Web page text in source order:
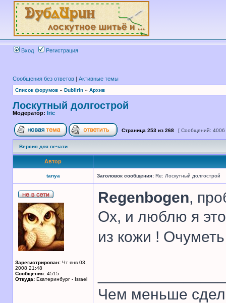
Вход Регистрация
Сообщения без ответов | Активные темы
Список форумов » Dublirin » Архив
Лоскутный долгострой
Модератор: Iric
Страница 253 из 268 [ Сообщений:
Версия для печати
Автор
tanya Заголовок сообщения: Re: Лоскутный долгострой
Зарегистрирован: Чт янв 03,
2008 21:48
Сообщения: 4515
Откуда: Екатеринбург - Israel
Regenbogen,
Ох, и люблю я
из кожи !
Чем меньше